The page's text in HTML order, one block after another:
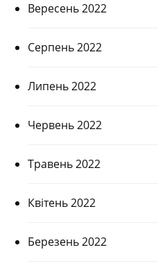
Вересень 2022
Серпень 2022
Липень 2022
Червень 2022
Травень 2022
Квітень 2022
Березень 2022